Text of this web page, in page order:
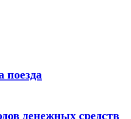
поезда
денежных средств